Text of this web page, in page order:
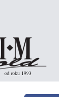
od roku 1993